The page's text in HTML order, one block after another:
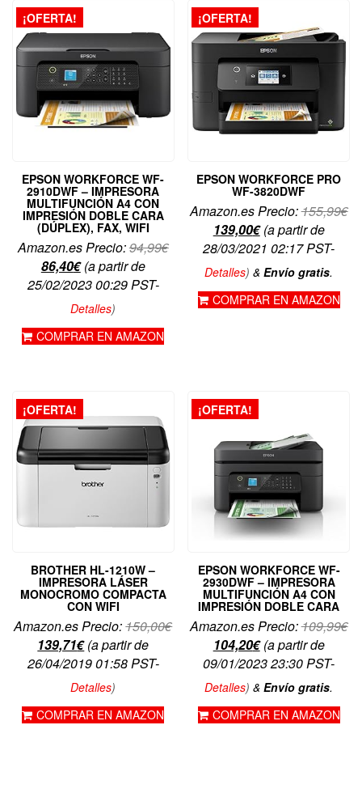
¡OFERTA!
EPSON WORKFORCE WF-
2910DWF – IMPRESORA
MULTIFUNCIÓN A4 CON
IMPRESIÓN DOBLE CARA
(DÚPLEX), FAX, WIFI
Amazon.es Precio:94,99€El
86,40€El
precio
actual
86,40€.
(a partir de
25/02/2023 00:29 PST-
Detalles)
COMPRAR EN AMAZON
¡OFERTA!
EPSON WORKFORCE PRO
WF-3820DWF
Amazon.es Precio:155,99€El
139,00€El
precio
actual
139,00€.
(a partir de
28/03/2021 02:17 PST-
Detalles)&Envío gratis.
COMPRAR EN AMAZON
¡OFERTA!
BROTHER HL-1210W –
IMPRESORA LÁSER
MONOCROMO COMPACTA
CON WIFI
Amazon.es Precio:150,00€El
original
139,71€El
precio
actual
139,71€.
(a partir de
26/04/2019 01:58 PST-
Detalles)
COMPRAR EN AMAZON
¡OFERTA!
EPSON WORKFORCE WF-
2930DWF – IMPRESORA
MULTIFUNCIÓN A4 CON
IMPRESIÓN DOBLE CARA
Amazon.es Precio:109,99€El
104,20€El
precio
actual
104,20€.
(a partir de
09/01/2023 23:30 PST-
Detalles)&Envío gratis.
COMPRAR EN AMAZON